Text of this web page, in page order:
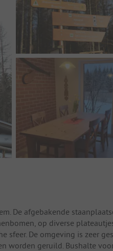
De afgebakende
op diverse
sfeer. De omgeving is zeer
worden geruild. Bushalte